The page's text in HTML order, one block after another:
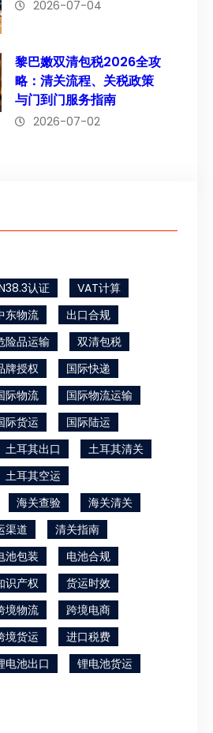
2026-07-04
黎巴嫩双清包税2026全攻
略：清关流程、关税政策
与门到门服务指南
2026-07-02
认证
VAT计算
东物流
出口合规
险品运输
双清包税
牌授权
国际快递
际物流
国际物流运输
际货运
国际陆运
土耳其出口
土耳其清关
土耳其空运
海关查验
海关清关
渠道
清关指南
池包装
电池合规
识产权
货运时效
境物流
跨境电商
境货运
进口税费
电池出口
锂电池货运